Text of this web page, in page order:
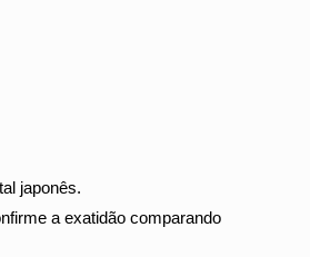
japonês.
a exatidão comparando